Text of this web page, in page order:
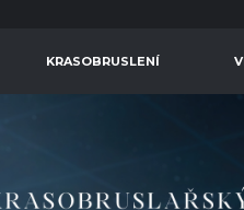
KRASOBRUSLENÍ